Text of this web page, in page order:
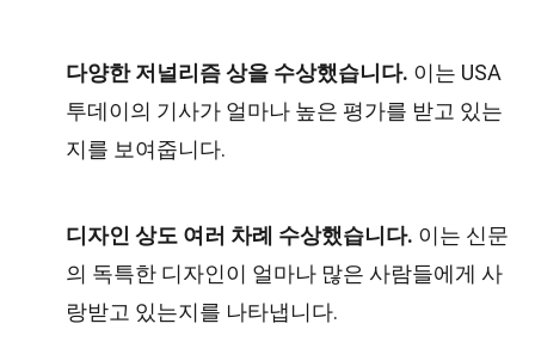
다양한 저널리즘 상을 수상했습니다. 이는 USA
투데이의 기사가 얼마나 높은 평가를 받고 있는
지를 보여줍니다.
디자인 상도 여러 차례 수상했습니다. 이는 신문
의 독특한 디자인이 얼마나 많은 사람들에게 사
랑받고 있는지를 나타냅니다.